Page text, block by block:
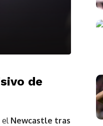
de
el Newcastle tras